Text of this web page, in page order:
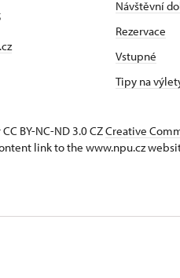
Návštěvní
Rezervace
Vstupné
Tipy na
BY-NC-ND 3.0 CZCreative
link to the www.npu.cz